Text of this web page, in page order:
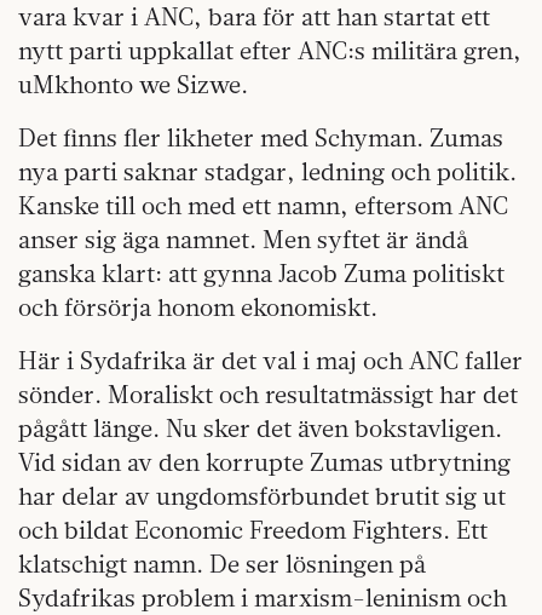
vara kvar i ANC, bara för att han startat ett
nytt parti uppkallat efter ANC:s militära gren,
uMkhonto we Sizwe.
Det finns fler likheter med Schyman. Zumas
nya parti saknar stadgar, ledning och politik.
Kanske till och med ett namn, eftersom ANC
anser sig äga namnet. Men syftet är ändå
ganska klart: att gynna Jacob Zuma politiskt
och försörja honom ekonomiskt.
Här i Sydafrika är det val i maj och ANC faller
sönder. Moraliskt och resultatmässigt har det
pågått länge. Nu sker det även bokstavligen.
Vid sidan av den korrupte Zumas utbrytning
har delar av ungdomsförbundet brutit sig ut
och bildat Economic Freedom Fighters. Ett
klatschigt namn. De ser lösningen på
Sydafrikas problem i marxism-leninism och